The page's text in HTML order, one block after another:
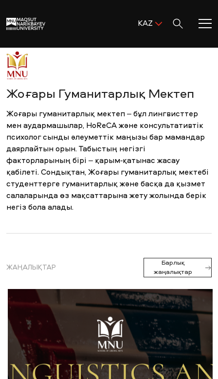
KAZ
Басты бет
MNU-ге қош келдіңіз!
Академиялық өмір
Зерттеу және ғылым
Оқуға қабылдау және қолдау
MNU тынысы
ENG KAZ
Жоғары Гуманитарлық Мектеп
Жоғары гуманитарлық мектеп – бұл лингвисттер
мен аудармашылар, HoReCA және консультативтік
психолог сынды әлеуметтік маңызы бар мамандар
даярлайтын орын. Табыстың негізгі
факторларының бірі – қарым-қатынас жасау
қабілеті. Сондықтан, Жоғары гуманитарлық мектебі
студенттерге гуманитарлық және басқа да қызмет
салаларында өз мақсаттарына жету жолында берік
негіз бола алады.
ЖАҢАЛЫҚТАР
Барлық
жаңалықтар